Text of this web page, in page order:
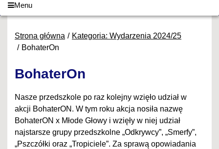
Menu
Strona główna
Kategoria: Wydarzenia 2024/25
BohaterOn
BohaterOn
Nasze przedszkole po raz kolejny wzięło udział w
akcji BohaterON. W tym roku akcja nosiła nazwę
BohaterON x Młode Głowy i wzięły w niej udział
najstarsze grupy przedszkolne „Odkrywcy”, „Smerfy”,
„Pszczółki oraz „Tropiciele”. Za sprawą opowiadania